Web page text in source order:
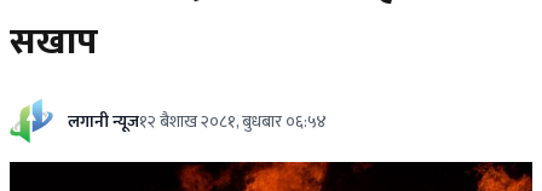
सखाप
लगानी न्यूज१२ बैशाख २०८१, बुधबार ०६:५४